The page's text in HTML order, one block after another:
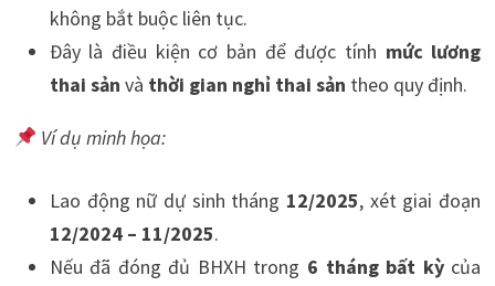
không bắt buộc liên tục.
Đây là điều kiện cơ bản để được tính mức lương
thai sản và thời gian nghỉ thai sản theo quy định.
Ví dụ minh họa:
Lao động nữ dự sinh tháng 12/2025, xét giai đoạn
12/2024 – 11/2025.
Nếu đã đóng đủ BHXH trong 6 tháng bất kỳcủa